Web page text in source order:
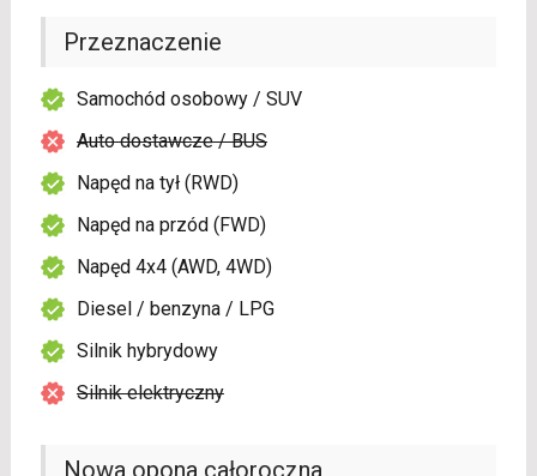
Nowa opona całoroczna
Przeznaczenie
Samochód osobowy / SUV
Auto dostawcze / BUS
Napęd na tył (RWD)
Napęd na przód (FWD)
Napęd 4x4 (AWD, 4WD)
Diesel / benzyna / LPG
Silnik hybrydowy
Silnik elektryczny